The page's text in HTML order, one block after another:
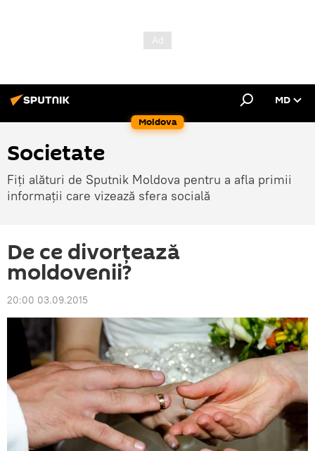
Moldova
MD
Societate
Fiți alături de Sputnik Moldova pentru a afla primii
informații care vizează sfera socială
De ce divorţează
moldovenii?
20:00 03.09.2015